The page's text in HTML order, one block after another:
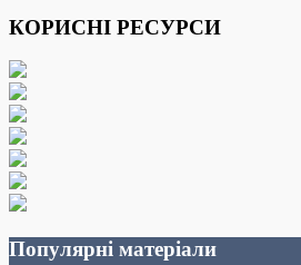
КОРИСНІ РЕСУРСИ
Популярні матеріали